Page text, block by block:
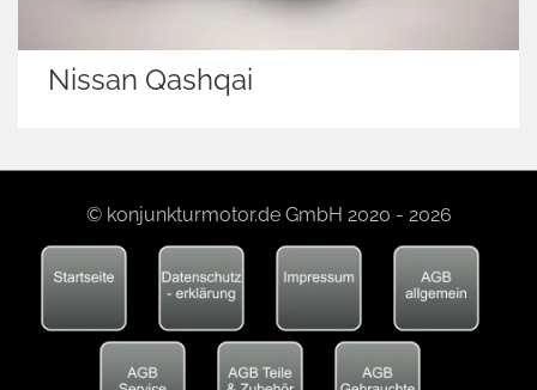
Nissan Qashqai
© konjunkturmotor.de GmbH 2020 - 2026